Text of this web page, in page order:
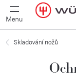
Přejít
na
obsah
Skladování nožů